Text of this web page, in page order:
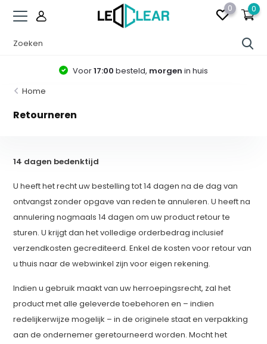
0 0
Voor17:00 besteld, morgen in huis
Home
Retourneren
14 dagen bedenktijd
U heeft het recht uw bestelling tot 14 dagen na de dag van
ontvangst zonder opgave van reden te annuleren. U heeft na
annulering nogmaals 14 dagen om uw product retour te
sturen. U krijgt dan het volledige orderbedrag inclusief
verzendkosten gecrediteerd. Enkel de kosten voor retour van
u thuis naar de webwinkel zijn voor eigen rekening.
Indien u gebruik maakt van uw herroepingsrecht, zal het
product met alle geleverde toebehoren en – indien
redelijkerwijze mogelijk – in de originele staat en verpakking
aan de ondernemer geretourneerd worden. Mocht het